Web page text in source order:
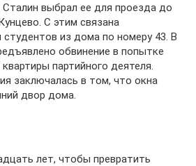
выбрал ее для проезда до
С этим связана
студентов из дома по номеру 43. В
обвинение в попытке
партийного деятеля.
заключалась в том, что окна
двор дома.
лет, чтобы превратить